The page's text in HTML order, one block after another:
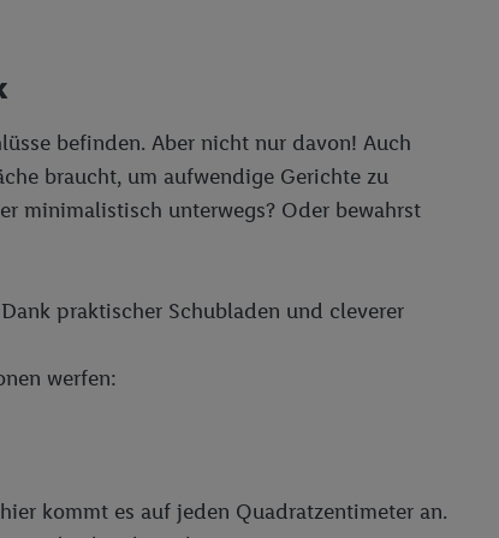
befinden. Aber nicht nur davon! Auch
braucht, um aufwendige Gerichte zu
minimalistisch unterwegs? Oder bewahrst
praktischer Schubladen und cleverer
werfen:
kommt es auf jeden Quadratzentimeter an.
von oder
von